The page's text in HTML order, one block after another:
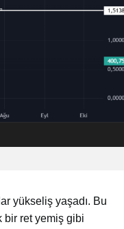
yükseliş yaşadı. Bu
bir ret yemiş gibi